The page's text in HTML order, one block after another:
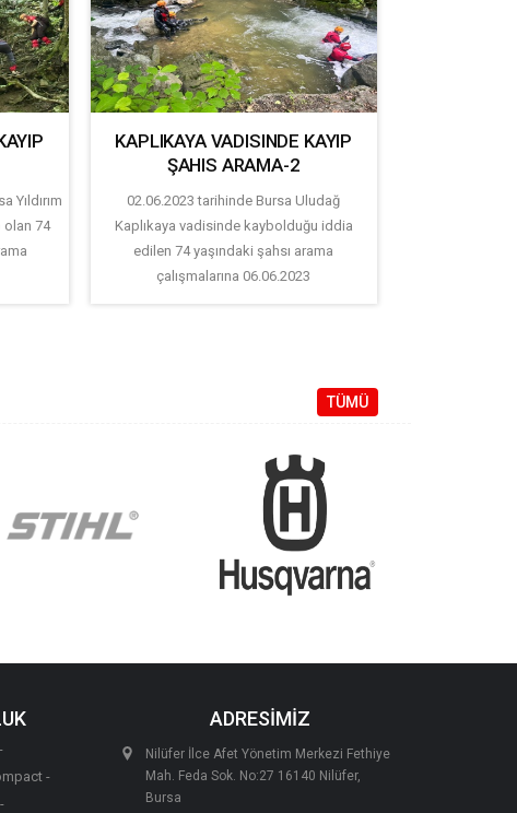
Yıldırım
olan 74
KAPLIKAYA VADISINDE KAYIP
ŞAHIS ARAMA-2
02.06.2023 tarihinde Bursa Uludağ
Kaplıkaya vadisinde kaybolduğu iddia
edilen 74 yaşındaki şahsı arama
çalışmalarına 06.06.2023
TÜMÜ
-
ADRESİMİZ
Nilüfer İlce Afet Yönetim Merkezi Fethiye
Mah. Feda Sok. No:27 16140 Nilüfer,
Bursa